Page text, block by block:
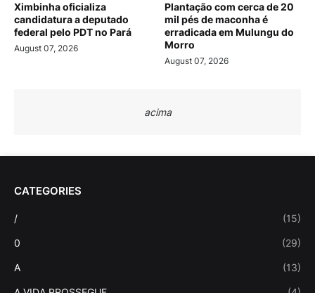
Ximbinha oficializa
candidatura a deputado
federal pelo PDT no Pará
August 07, 2026
Plantação com cerca de 20
mil pés de maconha é
erradicada em Mulungu do
Morro
August 07, 2026
acima
CATEGORIES
/ (15)
0 (29)
A (13)